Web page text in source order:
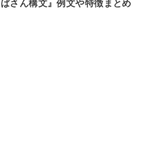
ばさん構文』例文や特徴まとめ